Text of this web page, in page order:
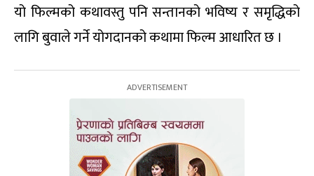
यो फिल्मको कथावस्तु पनि सन्तानको भविष्य र समृद्धिको
लागि बुवाले गर्ने योगदानको कथामा फिल्म आधारित छ ।